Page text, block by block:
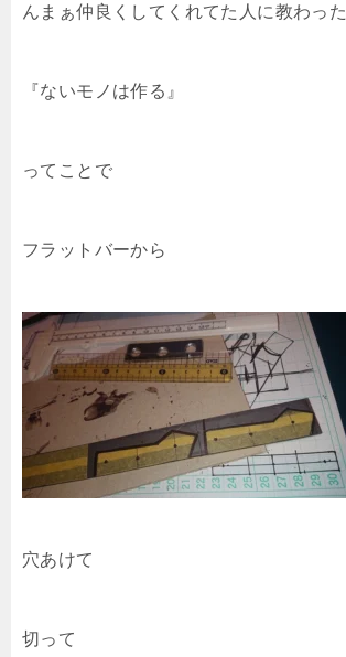
んまぁ仲良くしてくれてた人に教わった
『ないモノは作る』
ってことで
フラットバーから
穴あけて
切って